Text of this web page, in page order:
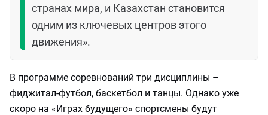
странах мира, и Казахстан становится
одним из ключевых центров этого
движения».
В программе соревнований три дисциплины –
фиджитал-футбол, баскетбол и танцы. Однако уже
скоро на «Играх будущего» спортсмены будут